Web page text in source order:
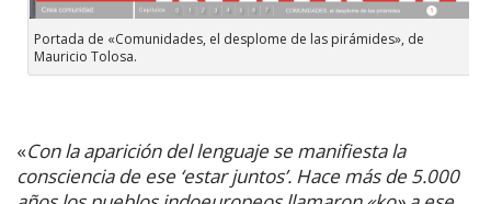
Portada de «Comunidades, el desplome de las pirámides», de
Mauricio Tolosa.
«Con la aparición del lenguaje se manifiesta la
consciencia de ese ‘estar juntos’. Hace más de 5.000